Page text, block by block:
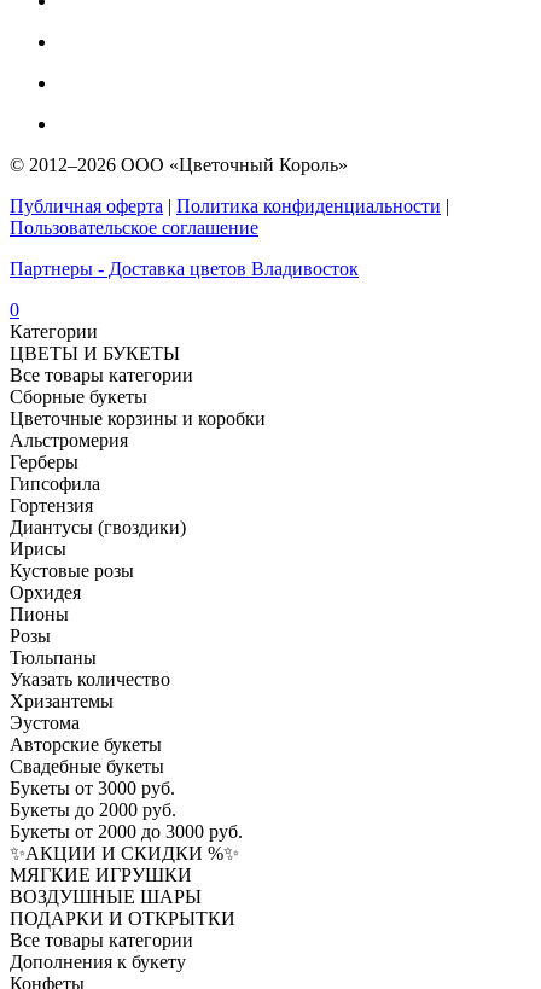
© 2012–2026 ООО «Цветочный Король»
Публичная оферта | Политика конфиденциальности |
Пользовательское соглашение
Партнеры - Доставка цветов Владивосток
0
Категории
ЦВЕТЫ И БУКЕТЫ
Все товары категории
Сборные букеты
Цветочные корзины и коробки
Альстромерия
Герберы
Гипсофила
Гортензия​
Диантусы (гвоздики)
Ирисы
Кустовые розы
Орхидея
Пионы
Розы
Тюльпаны
Указать количество
Хризантемы
Эустома
Авторские букеты
Свадебные букеты
Букеты от 3000 руб.
Букеты до 2000 руб.
Букеты от 2000 до 3000 руб.
✨АКЦИИ И СКИДКИ %✨
МЯГКИЕ ИГРУШКИ
ВОЗДУШНЫЕ ШАРЫ
ПОДАРКИ И ОТКРЫТКИ
Все товары категории
Дополнения к букету
Конфеты